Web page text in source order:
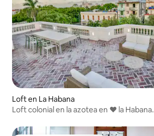
Loft en La Habana
Loft colonial en la azotea en ❤️ la Habana.